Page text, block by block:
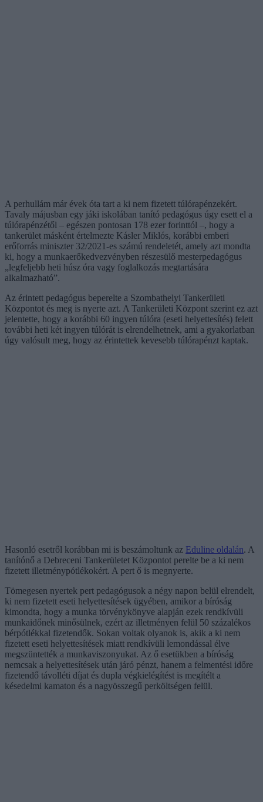
A perhullám már évek óta tart a ki nem fizetett túlórapénzekért.
Tavaly májusban egy jáki iskolában tanító pedagógus úgy esett el a
túlórapénzétől – egészen pontosan 178 ezer forinttól –, hogy a
tankerület másként értelmezte Kásler Miklós, korábbi emberi
erőforrás miniszter 32/2021-es számú rendeletét, amely azt mondta
ki, hogy a munkaerőkedvezvényben részesülő mesterpedagógus
„legfeljebb heti húsz óra vagy foglalkozás megtartására
alkalmazható”.
Az érintett pedagógus beperelte a Szombathelyi Tankerületi
Központot és meg is nyerte azt. A Tankerületi Központ szerint ez azt
jelentette, hogy a korábbi 60 ingyen túlóra (eseti helyettesítés) felett
további heti két ingyen túlórát is elrendelhetnek, ami a gyakorlatban
úgy valósult meg, hogy az érintettek kevesebb túlórapénzt kaptak.
Hasonló esetről korábban mi is beszámoltunk az Eduline oldalán. A
tanítónő a Debreceni Tankerületet Központot perelte be a ki nem
fizetett illetménypótlékokért. A pert ő is megnyerte.
Tömegesen nyertek pert pedagógusok a négy napon belül elrendelt,
ki nem fizetett eseti helyettesítések ügyében, amikor a bíróság
kimondta, hogy a munka törvénykönyve alapján ezek rendkívüli
munkaidőnek minősülnek, ezért az illetményen felül 50 százalékos
bérpótlékkal fizetendők. Sokan voltak olyanok is, akik a ki nem
fizetett eseti helyettesítések miatt rendkívüli lemondással élve
megszüntették a munkaviszonyukat. Az ő esetükben a bíróság
nemcsak a helyettesítések után járó pénzt, hanem a felmentési időre
fizetendő távolléti díjat és dupla végkielégítést is megítélt a
késedelmi kamaton és a nagyösszegű perköltségen felül.